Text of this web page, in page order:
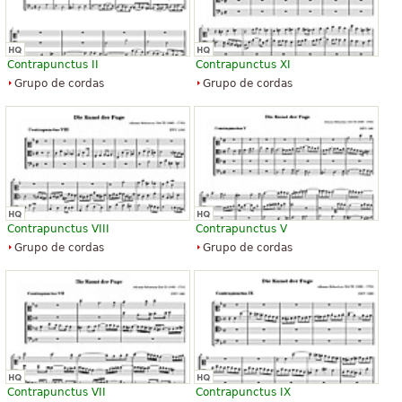
Contrapunctus II
Grupo de cordas
Contrapunctus XI
Grupo de cordas
Contrapunctus VIII
Grupo de cordas
Contrapunctus V
Grupo de cordas
Contrapunctus VII Contrapunctus IX